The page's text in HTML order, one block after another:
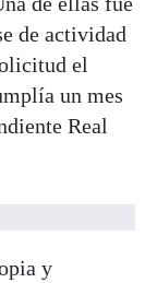
de actividad
el
un mes
Real
y